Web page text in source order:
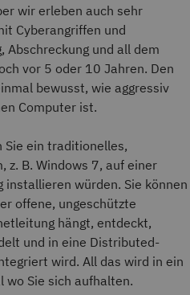
wir erleben auch sehr
Cyberangriffen und
Abschreckung und all dem
vor 5 oder 10 Jahren. Den
bewusst, wie aggressiv
Computer ist.
Sie ein traditionelles,
z. B. Windows 7, auf einer
würden. Sie können
offene, ungeschützte
hängt, entdeckt,
und in eine Distributed-
wird. All das wird in ein
wo Sie sich aufhalten.